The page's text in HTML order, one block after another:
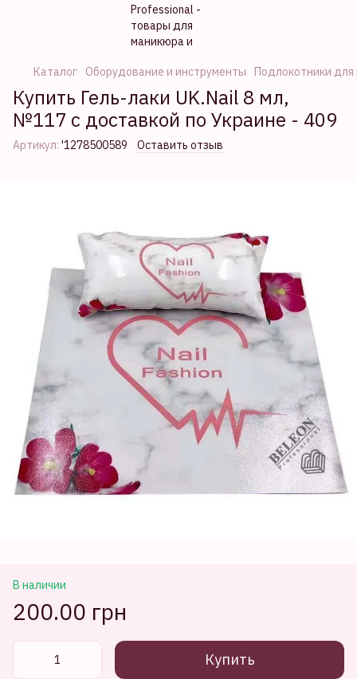
Каталог Оборудование и инструменты Подлокотники
Купить Гель-лаки UK.Nail 8 мл,
№117 с доставкой по Украине - 409
Артикул: '1278500589 Оставить отзыв
В наличии
200.00 грн
Купить